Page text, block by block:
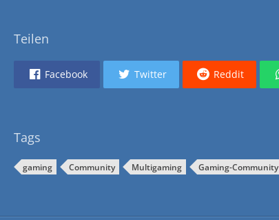
Teilen
Facebook Twitter Reddit
Tags
gaming Community Multigaming Gaming-Community